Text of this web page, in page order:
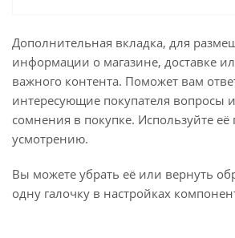
Дополнительная вкладка, для
информации о магазине, доставке
важного контента. Поможет вам
интересующие покупателя вопросы и
сомнения в покупке. Используйте её
усмотрению.
Вы можете убрать её или вернуть
одну галочку в настройках